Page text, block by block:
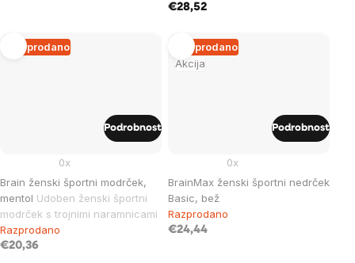
€28,52
Razprodano
Brain ženski športni modrček,
mentol Udoben ženski športni
modrček s trojnimi naramnicami
0x
Razprodano
€20,36
Podrobnost
Akcija
Razprodano
BrainMax ženski športni nedrček
Basic, bež
0x
Razprodano
€24,44
Podrobnost